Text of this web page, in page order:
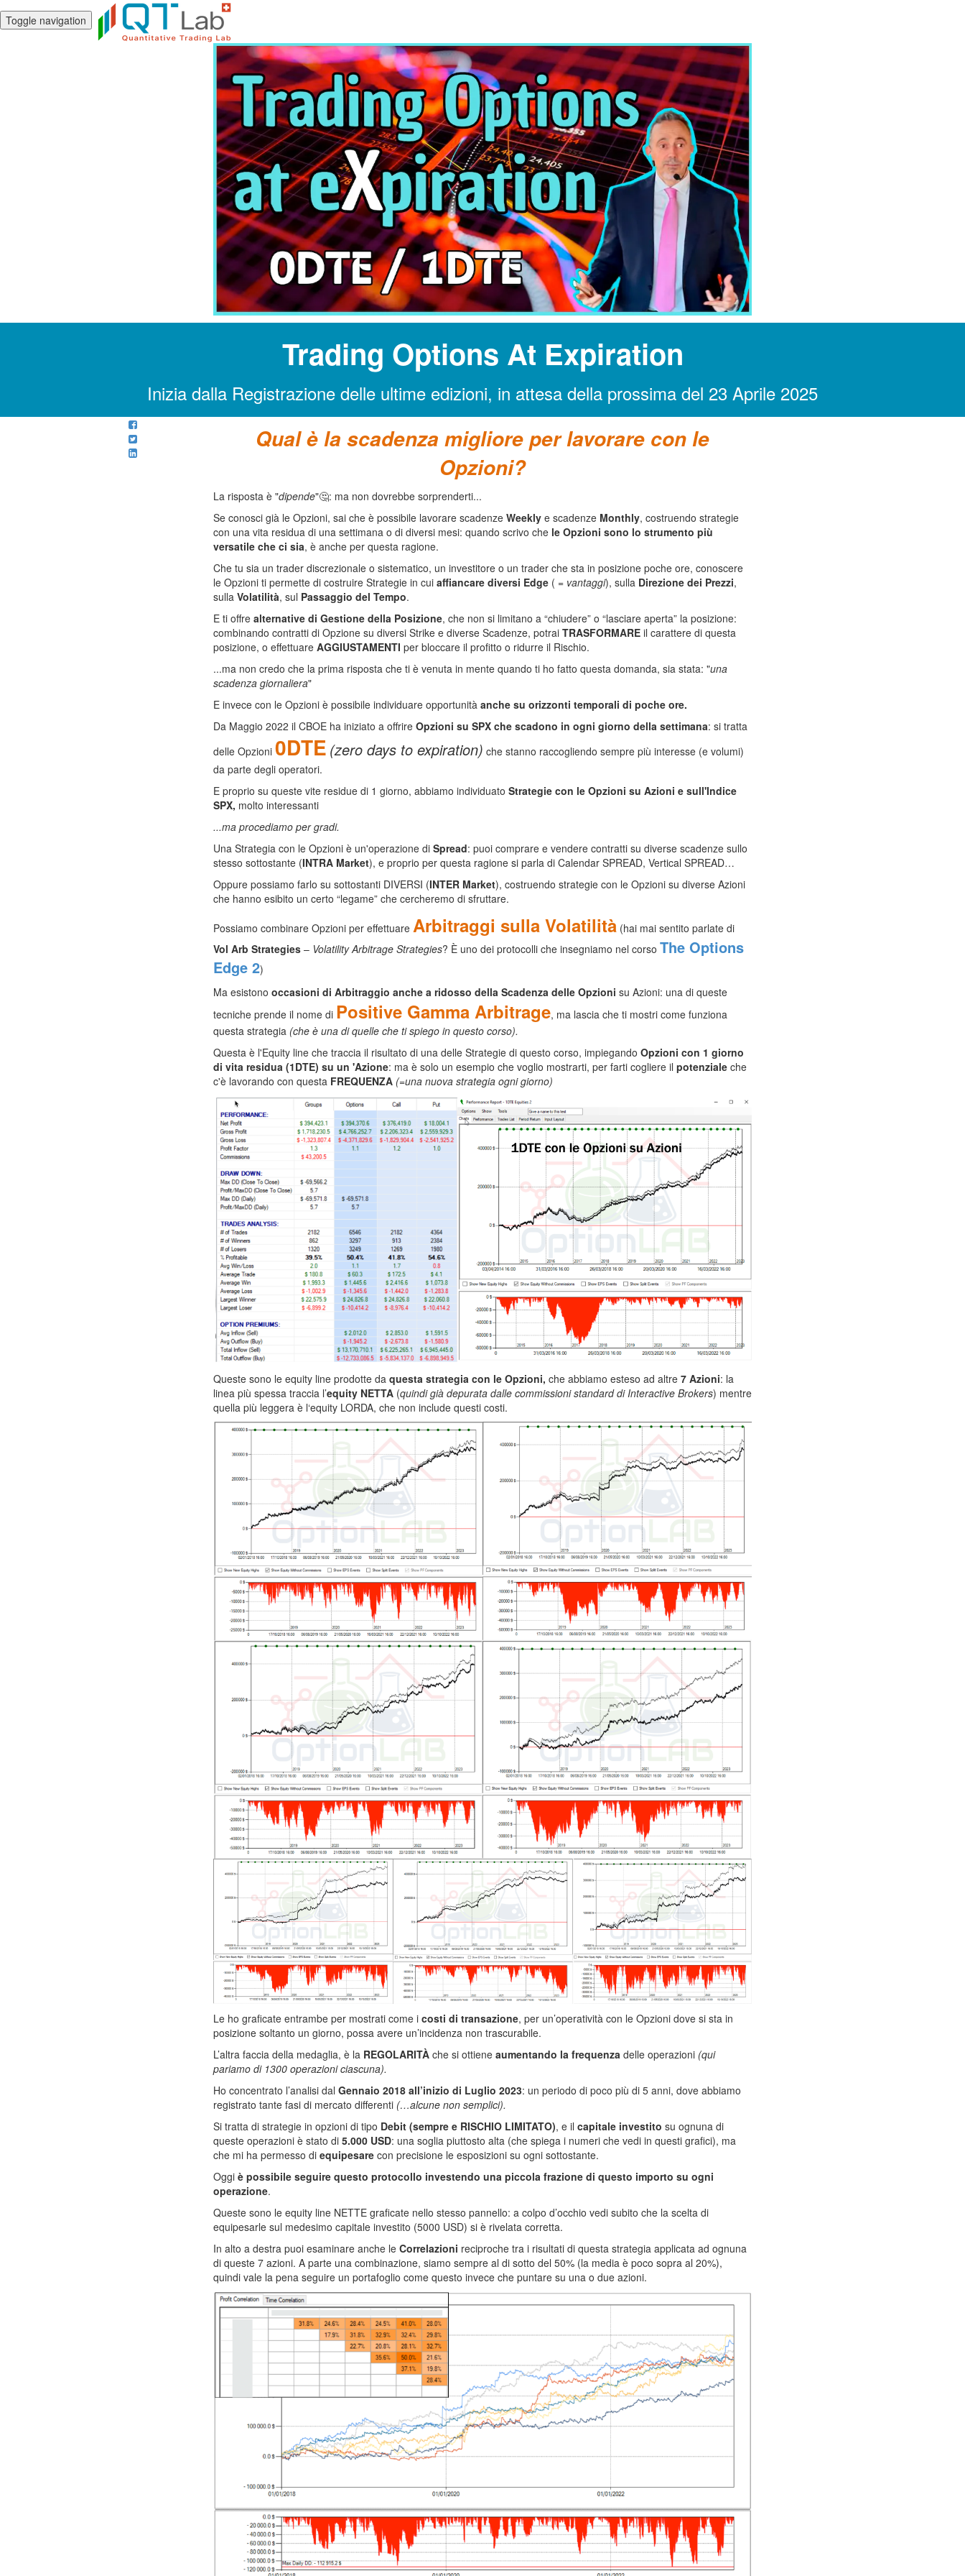
Toggle navigation
Trading Options At Expiration
Inizia dalla Registrazione delle ultime edizioni, in attesa della prossima del 23 Aprile 2025
Qual è la scadenza migliore per lavorare con le
Opzioni?
La risposta è "dipende"🤔: ma non dovrebbe sorprenderti...
Se conosci già le Opzioni, sai che è possibile lavorare scadenze Weekly e scadenze Monthly, costruendo strategie
con una vita residua di una settimana o di diversi mesi: quando scrivo che le Opzioni sono lo strumento più
versatile che ci sia, è anche per questa ragione.
Che tu sia un trader discrezionale o sistematico, un investitore o un trader che sta in posizione poche ore, conoscere
le Opzioni ti permette di costruire Strategie in cui affiancare diversi Edge ( = vantaggi), sulla Direzione dei Prezzi,
sulla Volatilità, sul Passaggio del Tempo.
E ti offre alternative di Gestione della Posizione, che non si limitano a “chiudere” o “lasciare aperta” la posizione:
combinando contratti di Opzione su diversi Strike e diverse Scadenze, potrai TRASFORMARE il carattere di questa
posizione, o effettuare AGGIUSTAMENTI per bloccare il profitto o ridurre il Rischio.
...ma non credo che la prima risposta che ti è venuta in mente quando ti ho fatto questa domanda, sia stata: "una
scadenza giornaliera"
E invece con le Opzioni è possibile individuare opportunità anche su orizzonti temporali di poche ore.
Da Maggio 2022 il CBOE ha iniziato a offrire Opzioni su SPX che scadono in ogni giorno della settimana: si tratta
delle Opzioni 0DTE (zero days to expiration) che stanno raccogliendo sempre più interesse (e volumi)
da parte degli operatori.
E proprio su queste vite residue di 1 giorno, abbiamo individuato Strategie con le Opzioni su Azioni e sull'Indice
SPX, molto interessanti
...ma procediamo per gradi.
Una Strategia con le Opzioni è un'operazione di Spread: puoi comprare e vendere contratti su diverse scadenze sullo
stesso sottostante (INTRA Market), e proprio per questa ragione si parla di Calendar SPREAD, Vertical SPREAD…
Oppure possiamo farlo su sottostanti DIVERSI (INTER Market), costruendo strategie con le Opzioni su diverse Azioni
che hanno esibito un certo “legame” che cercheremo di sfruttare.
Possiamo combinare Opzioni per effettuare Arbitraggi sulla Volatilità (hai mai sentito parlate di
Vol Arb Strategies – Volatility Arbitrage Strategies? È uno dei protocolli che insegniamo nel corso The Options
Edge 2)
Ma esistono occasioni di Arbitraggio anche a ridosso della Scadenza delle Opzioni su Azioni: una di queste
tecniche prende il nome di Positive Gamma Arbitrage, ma lascia che ti mostri come funziona
questa strategia (che è una di quelle che ti spiego in questo corso).
Questa è l'Equity line che traccia il risultato di una delle Strategie di questo corso, impiegando Opzioni con 1 giorno
di vita residua (1DTE) su un 'Azione: ma è solo un esempio che voglio mostrarti, per farti cogliere il potenziale che
c'è lavorando con questa FREQUENZA (=una nuova strategia ogni giorno)
Queste sono le equity line prodotte da questa strategia con le Opzioni, che abbiamo esteso ad altre 7 Azioni: la
linea più spessa traccia l’equity NETTA (quindi già depurata dalle commissioni standard di Interactive Brokers) mentre
quella più leggera è l‘equity LORDA, che non include questi costi.
Le ho graficate entrambe per mostrati come i costi di transazione, per un’operatività con le Opzioni dove si sta in
posizione soltanto un giorno, possa avere un’incidenza non trascurabile.
L’altra faccia della medaglia, è la REGOLARITÀ che si ottiene aumentando la frequenza delle operazioni (qui
pariamo di 1300 operazioni ciascuna).
Ho concentrato l’analisi dal Gennaio 2018 all’inizio di Luglio 2023: un periodo di poco più di 5 anni, dove abbiamo
registrato tante fasi di mercato differenti (…alcune non semplici).
Si tratta di strategie in opzioni di tipo Debit (sempre e RISCHIO LIMITATO), e il capitale investito su ognuna di
queste operazioni è stato di 5.000 USD: una soglia piuttosto alta (che spiega i numeri che vedi in questi grafici), ma
che mi ha permesso di equipesare con precisione le esposizioni su ogni sottostante.
Oggi è possibile seguire questo protocollo investendo una piccola frazione di questo importo su ogni
operazione.
Queste sono le equity line NETTE graficate nello stesso pannello: a colpo d’occhio vedi subito che la scelta di
equipesarle sul medesimo capitale investito (5000 USD) si è rivelata corretta.
In alto a destra puoi esaminare anche le Correlazioni reciproche tra i risultati di questa strategia applicata ad ognuna
di queste 7 azioni. A parte una combinazione, siamo sempre al di sotto del 50% (la media è poco sopra al 20%),
quindi vale la pena seguire un portafoglio come questo invece che puntare su una o due azioni.